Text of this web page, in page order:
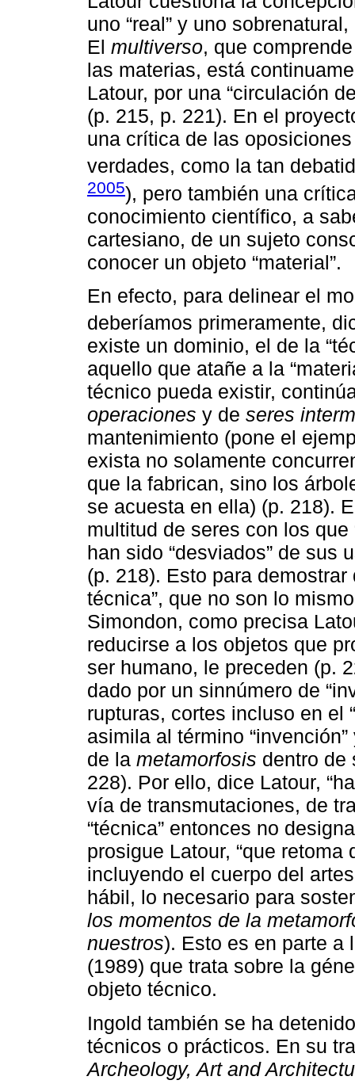
uno “real” y uno
El multiverso, que
las materias, está
Latour, por una “circulación
(p. 215, p. 221). En el
una crítica de las
verdades, como la tan
2005), pero también una
conocimiento científico, a
cartesiano, de un sujeto
conocer un objeto “material”.
En efecto, para delinear el
deberíamos primeramente,
existe un dominio, el de la
aquello que atañe a la
técnico pueda existir,
operaciones y de seres
mantenimiento (pone el
exista no solamente
que la fabrican, sino los
se acuesta en ella) (p. 218).
multitud de seres con los que
han sido “desviados” de sus
(p. 218). Esto para
técnica”, que no son lo
Simondon, como precisa
reducirse a los objetos que
ser humano, le preceden (p.
dado por un sinnúmero de
rupturas, cortes incluso en el
asimila al término
de la metamorfosis dentro de
228). Por ello, dice Latour,
vía de transmutaciones, de
“técnica” entonces no
prosigue Latour, “que
incluyendo el cuerpo del
hábil, lo necesario para
los momentos de la
nuestros). Esto es en parte a
(1989) que trata sobre la
objeto técnico.
Ingold también se ha
técnicos o prácticos. En su
Archeology, Art and